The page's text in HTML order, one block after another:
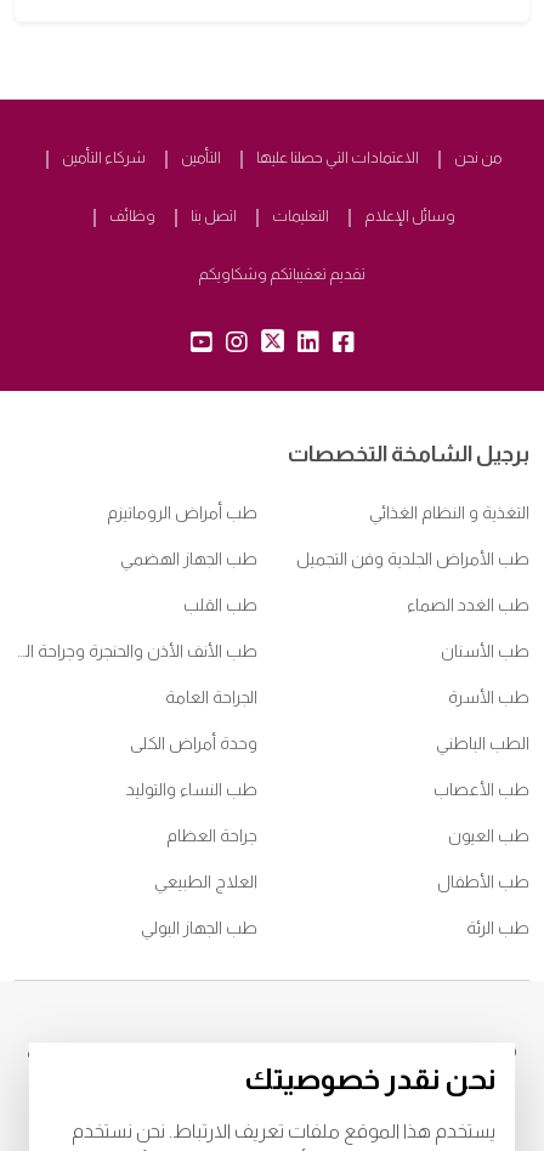
من نحن الاعتمادات التي حصلنا عليها التأمين شركاء التأمين
وسائل الإعلام التعليمات اتصل بنا وظائف
تقديم تعقيباتكم وشكاويكم
fb:
lk:
tw:
insta:
yt:
برجيل الشامخة التخصصات
التغذية و النظام الغذائي طب أمراض الروماتيزم
طب الأمراض الجلدية وفن التجميل طب الجهاز الهضمي
طب الغدد الصماء طب القلب
طب الأسنان
طب الأسرة الجراحة العامة
الطب الباطني وحدة أمراض الكلى
طب الأعصاب طب النساء والتوليد
طب العيون جراحة العظام
طب الأطفال العلاج الطبيعي
طب الرئة طب الجهاز البولي
© 2026
جميع الحقوق محفوظة لمركز برجيل الطبي، الشامخة ، تصريح وزارة
الصحة رقم BL69969، ترخيص دائرة الصحة رقم
خصوصيةالبنود و الظروف
نحن نقدر خصوصيتك
يستخدم هذا الموقع ملفات تعريف الارتباط. نحن نستخدم